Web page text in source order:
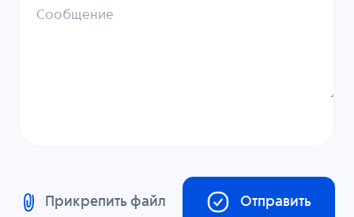
Сообщение
Прикрепить файл Отправить